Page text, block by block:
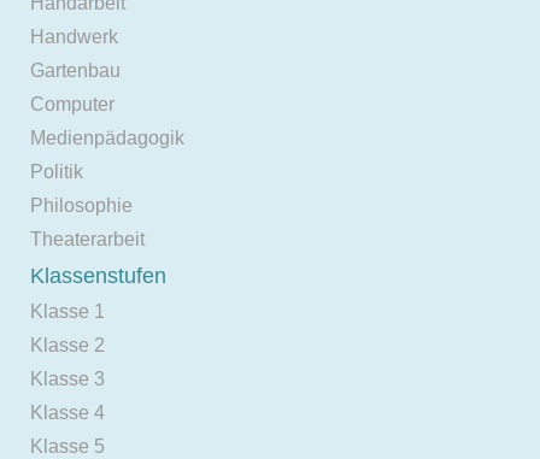
Handwerk
Gartenbau
Computer
Medienpädagogik
Politik
Philosophie
Theaterarbeit
Klassenstufen
Klasse 1
Klasse 2
Klasse 3
Klasse 4
Klasse 5